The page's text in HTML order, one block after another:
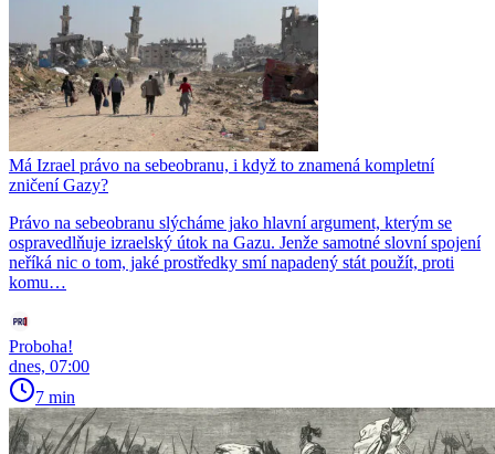
Má Izrael právo na sebeobranu, i když to znamená kompletní
zničení Gazy?
Právo na sebeobranu slýcháme jako hlavní argument, kterým se
ospravedlňuje izraelský útok na Gazu. Jenže samotné slovní spojení
neříká nic o tom, jaké prostředky smí napadený stát použít, proti
komu…
Proboha!
dnes, 07:00
7 min